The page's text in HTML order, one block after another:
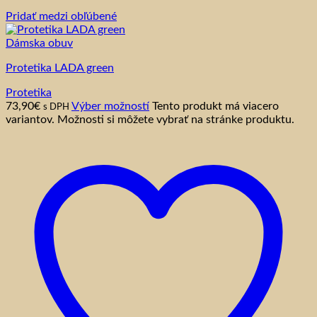
Pridať medzi obľúbené
Dámska obuv
Protetika LADA green
Protetika
73,90€ s DPH Výber možností Tento produkt má viacero
variantov. Možnosti si môžete vybrať na stránke produktu.